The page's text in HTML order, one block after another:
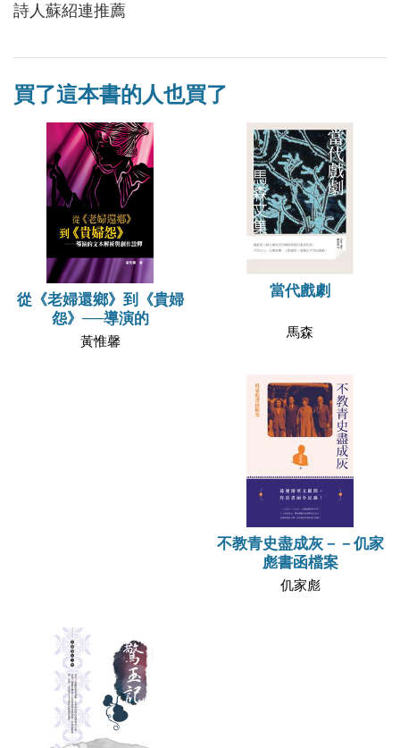
詩人蘇紹連推薦
買了這本書的人也買了
從《老婦還鄉》到《貴婦
怨》──導演的
黃惟馨
當代戲劇
馬森
不教青史盡成灰－－仉家
彪書函檔案
仉家彪